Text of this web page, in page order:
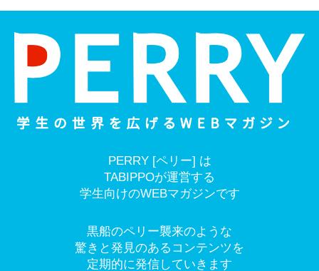
PERRY [ペリー] は
TABIPPOが運営する
学生向けのWEBマガジンです
黒船のペリー襲来のような
驚きと発見のあるコンテンツを
定期的に発信していきます